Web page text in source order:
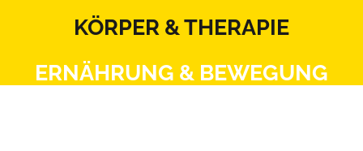
KÖRPER & THERAPIE
ERNÄHRUNG & BEWEGUNG